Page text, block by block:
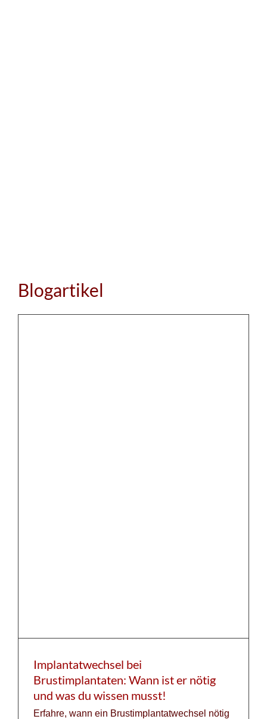
Blogartikel
Implantatwechsel bei
Brustimplantaten: Wann ist er nötig
und was du wissen musst!
Erfahre, wann ein Brustimplantatwechsel nötig